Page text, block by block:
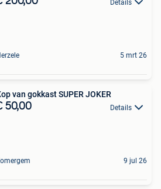
Details
5 mrt 26
van gokkast SUPER JOKER
50,00 Details
9 jul 26